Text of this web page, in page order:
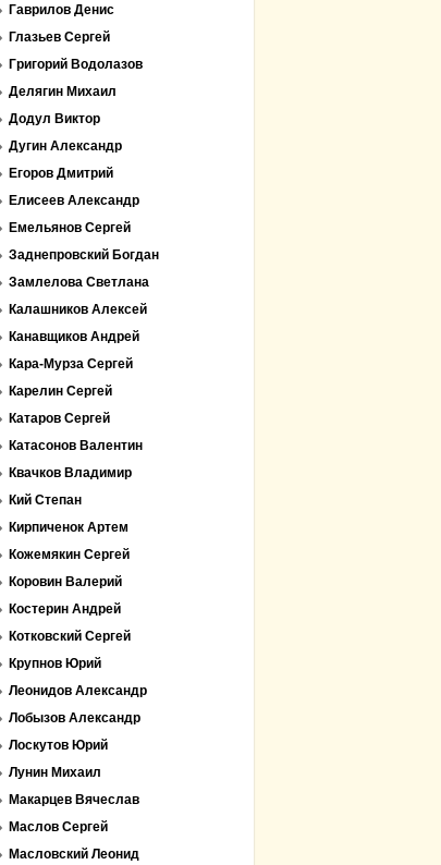
Гаврилов Денис
Глазьев Сергей
Григорий Водолазов
Делягин Михаил
Додул Виктор
Дугин Александр
Егоров Дмитрий
Елисеев Александр
Емельянов Сергей
Заднепровский Богдан
Замлелова Светлана
Калашников Алексей
Канавщиков Андрей
Кара-Мурза Сергей
Карелин Сергей
Катаров Сергей
Катасонов Валентин
Квачков Владимир
Кий Степан
Кирпиченок Артем
Кожемякин Сергей
Коровин Валерий
Костерин Андрей
Котковский Сергей
Крупнов Юрий
Леонидов Александр
Лобызов Александр
Лоскутов Юрий
Лунин Михаил
Макарцев Вячеслав
Маслов Сергей
Масловский Леонид